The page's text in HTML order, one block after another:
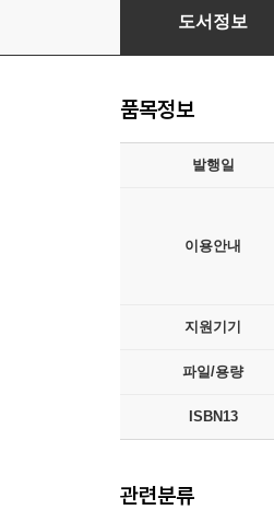
도서정보
품목정보
발행일
이용안내
지원기기
파일/용량
ISBN13
관련분류